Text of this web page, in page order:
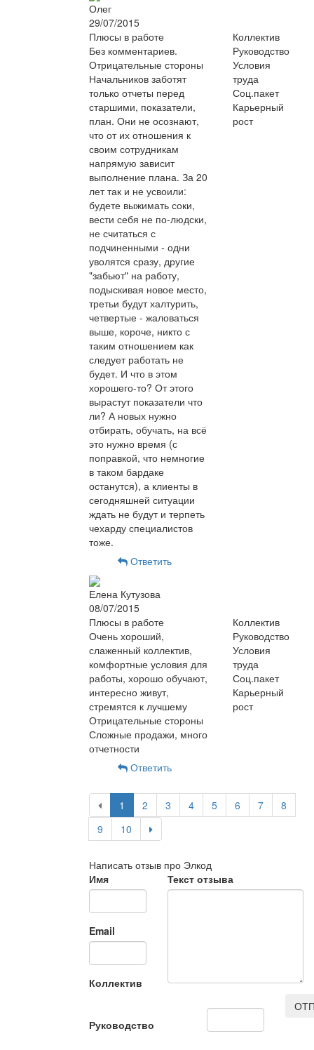
Олег
29/07/2015
Плюсы в работе
Без комментариев.
Отрицательные стороны
Начальников заботят
только отчеты перед
старшими, показатели,
план. Они не осознают,
что от их отношения к
своим сотрудникам
напрямую зависит
выполнение плана. За 20
лет так и не усвоили:
будете выжимать соки,
вести себя не по-людски,
не считаться с
подчиненными - одни
уволятся сразу, другие
"забьют" на работу,
подыскивая новое место,
третьи будут халтурить,
четвертые - жаловаться
выше, короче, никто с
таким отношением как
следует работать не
будет. И что в этом
хорошего-то? От этого
вырастут показатели что
ли? А новых нужно
отбирать, обучать, на всё
это нужно время (с
поправкой, что немногие
в таком бардаке
останутся), а клиенты в
сегодняшней ситуации
ждать не будут и терпеть
чехарду специалистов
тоже.
Коллектив
Руководство
Условия
труда
Соц.пакет
Карьерный
рост
Ответить
Елена Кутузова
08/07/2015
Плюсы в работе
Очень хороший,
слаженный коллектив,
комфортные условия для
работы, хорошо обучают,
интересно живут,
стремятся к лучшему
Отрицательные стороны
Сложные продажи, много
отчетности
Коллектив
Руководство
Условия
труда
Соц.пакет
Карьерный
рост
Ответить
1 2 3 4 5 6 7
8
9
10
Написать отзыв про Элкод
Имя
Email
Коллектив
Руководство
Текст отзыва